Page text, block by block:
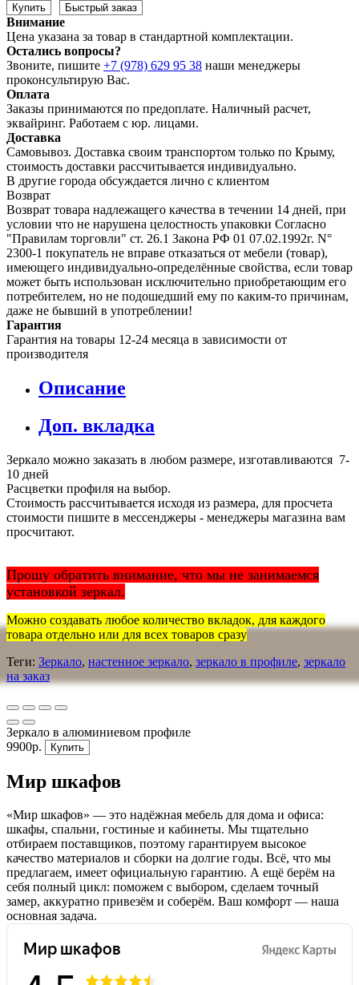
Купить Быстрый заказ
Внимание
Цена указана за товар в стандартной комплектации.
Остались вопросы?
Звоните, пишите +7 (978) 629 95 38 наши менеджеры
проконсультирую Вас.
Оплата
Заказы принимаются по предоплате. Наличный расчет,
эквайринг. Работаем с юр. лицами.
Доставка
Самовывоз. Доставка своим транспортом только по Крыму,
стоимость доставки рассчитывается индивидуально.
В другие города обсуждается лично с клиентом
Возврат
Возврат товара надлежащего качества в течении 14 дней, при
условии что не нарушена целостность упаковки Согласно
"Правилам торговли" ст. 26.1 Закона РФ 01 07.02.1992г. N°
2300-1 покупатель не вправе отказаться от мебели (товар),
имеющего индивидуально-определённые свойства, если товар
может быть использован исключительно приобретающим его
потребителем, но не подошедший eмy по каким-то причинам,
даже не бывший в употреблении!
Гарантия
Гарантия на товары 12-24 месяца в зависимости от
производителя
Описание
Доп. вкладка
Зеркало можно заказать в любом размере, изготавливаются 7-
10 дней
Расцветки профиля на выбор.
Стоимость рассчитывается исходя из размера, для просчета
стоимости пишите в мессенджеры - менеджеры магазина вам
просчитают.
Прошу обратить внимание, что мы не занимаемся
установкой зеркал.
Можно создавать любое количество вкладок, для каждого
товара отдельно или для всех товаров сразу
Теги: Зеркало, настенное зеркало, зеркало в профиле, зеркало
на заказ
Зеркало в алюминиевом профиле
9900р.
Купить
Мир шкафов
«Мир шкафов» — это надёжная мебель для дома и офиса:
шкафы, спальни, гостиные и кабинеты. Мы тщательно
отбираем поставщиков, поэтому гарантируем высокое
качество материалов и сборки на долгие годы. Всё, что мы
предлагаем, имеет официальную гарантию. А ещё берём на
себя полный цикл: поможем с выбором, сделаем точный
замер, аккуратно привезём и соберём. Ваш комфорт — наша
основная задача.